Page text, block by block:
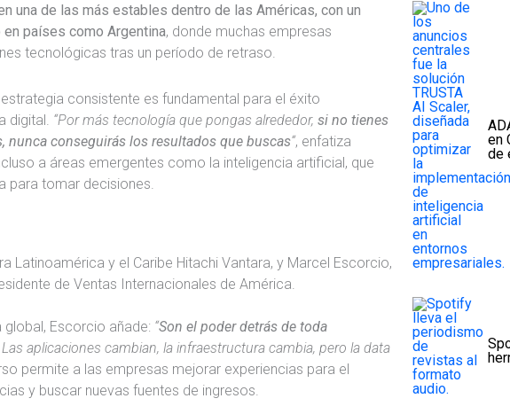
una de las más estables dentro de las Américas, con un
países como Argentina, donde muchas empresas
tecnológicas tras un período de retraso.
consistente es fundamental para el éxito
digital. “Por más tecnología que pongas alrededor, si no tienes
nunca conseguirás los resultados que buscas“, enfatiza
a áreas emergentes como la inteligencia artificial, que
para tomar decisiones.
Latinoamérica y el Caribe Hitachi Vantara, y Marcel Escorcio,
de Ventas Internacionales de América.
Escorcio añade: “Son el poder detrás de toda
. Las aplicaciones cambian, la infraestructura cambia, pero la data
permite a las empresas mejorar experiencias para el
y buscar nuevas fuentes de ingresos.
en
de